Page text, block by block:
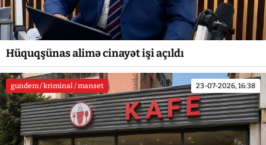
Hüquqşünas alimə cinayət işi açıldı
gundem / kriminal / manset 23-07-2026, 16:38